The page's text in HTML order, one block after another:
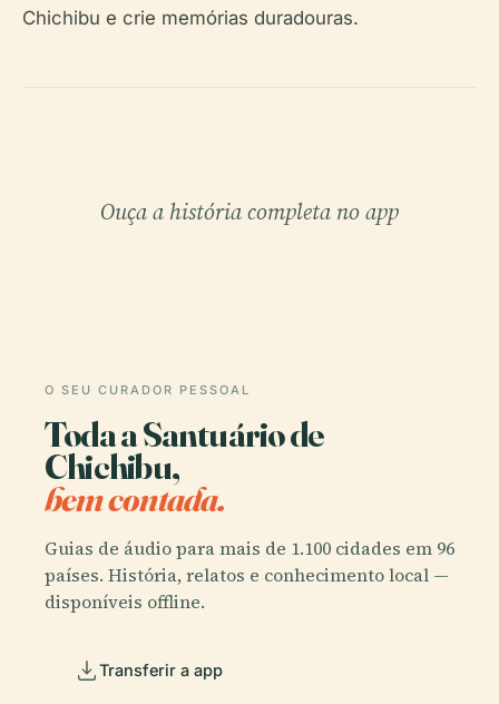
Chichibu e crie memórias duradouras.
Ouça a história completa no app
O SEU CURADOR PESSOAL
Toda a Santuário de
Chichibu,
bem contada.
Guias de áudio para mais de 1.100 cidades em 96
países. História, relatos e conhecimento local —
disponíveis offline.
Transferir a app